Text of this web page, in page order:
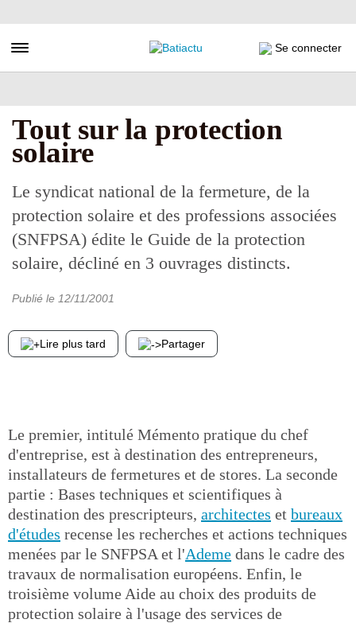
au
principal
Toggle navigation Se connecter
Tout sur la protection
solaire
Le syndicat national de la fermeture, de la
protection solaire et des professions associées
(SNFPSA) édite le Guide de la protection
solaire, décliné en 3 ouvrages distincts.
Publié le 12/11/2001
Lire plus tard Partager
Le premier, intitulé Mémento pratique du chef
d'entreprise, est à destination des entrepreneurs,
installateurs de fermetures et de stores. La seconde
partie : Bases techniques et scientifiques à
destination des prescripteurs, architectes et bureaux
d'études recense les recherches et actions techniques
menées par le SNFPSA et l'Ademe dans le cadre des
travaux de normalisation européens. Enfin, le
troisième volume Aide au choix des produits de
protection solaire à l'usage des services de